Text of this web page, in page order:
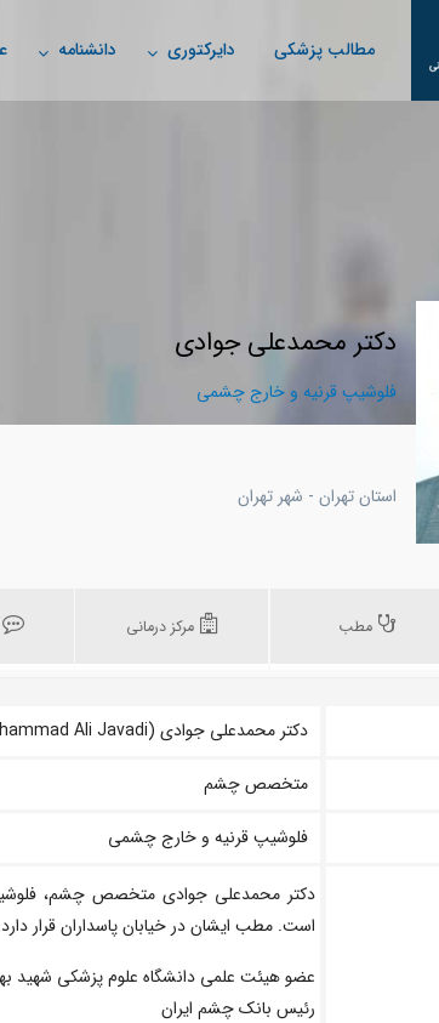
مطالب پزشکی دایرکتوری دانشنامه
دکتر محمدعلی جوادی
فلوشیپ قرنیه و خارج چشمی
استان تهران - شهر تهران
مطب مرکز درمانی
دکتر محمدعلی جوادی (Dr. Mohammad Ali Javadi)
متخصص چشم
فلوشیپ قرنیه و خارج چشمی
دکتر محمدعلی جوادی متخصص چشم،
است. مطب ایشان در خیابان پاسداران قرار
عضو هيئت علمی دانشگاه علوم پزشكی شهيد
رئيس بانک چشم ايران